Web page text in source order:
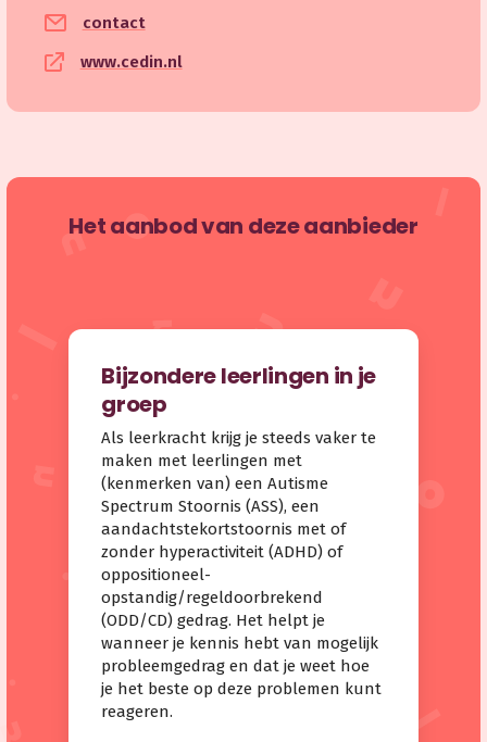
contact
www.cedin.nl
Het aanbod van deze aanbieder
Bijzondere leerlingen in je
groep
Als leerkracht krijg je steeds vaker te
maken met leerlingen met
(kenmerken van) een Autisme
Spectrum Stoornis (ASS), een
aandachtstekortstoornis met of
zonder hyperactiviteit (ADHD) of
oppositioneel-
opstandig/regeldoorbrekend
(ODD/CD) gedrag. Het helpt je
wanneer je kennis hebt van mogelijk
probleemgedrag en dat je weet hoe
je het beste op deze problemen kunt
reageren.